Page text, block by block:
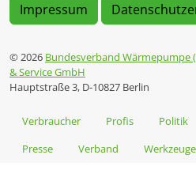
Impressum
© 2026 Bundesverband Wärmepumpe
& Service GmbH
Hauptstraße 3, D-10827 Berlin
Verbraucher Profis Politik
Presse
Verband Werkzeuge